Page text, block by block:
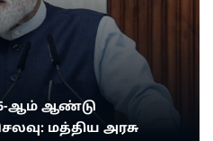
ஆம் ஆண்டு
மத்திய அரசு